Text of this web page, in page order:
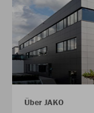
Über JAKO